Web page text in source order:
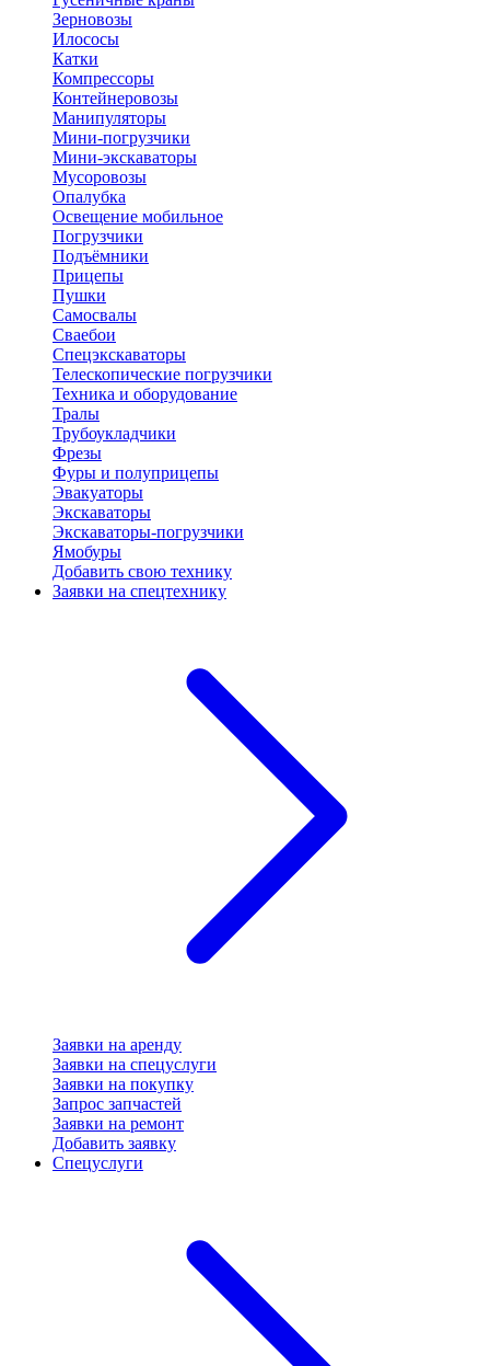
Зерновозы
Илососы
Катки
Компрессоры
Контейнеровозы
Манипуляторы
Мини-погрузчики
Мини-экскаваторы
Мусоровозы
Опалубка
Освещение мобильное
Погрузчики
Подъёмники
Прицепы
Пушки
Самосвалы
Сваебои
Спецэкскаваторы
Телескопические погрузчики
Техника и оборудование
Тралы
Трубоукладчики
Фрезы
Фуры и полуприцепы
Эвакуаторы
Экскаваторы
Экскаваторы-погрузчики
Ямобуры
Добавить свою технику
Заявки на спецтехнику
Заявки на аренду
Заявки на спецуслуги
Заявки на покупку
Запрос запчастей
Заявки на ремонт
Добавить заявку
Спецуслуги